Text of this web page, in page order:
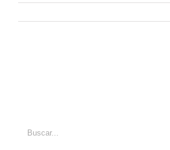
Buscar